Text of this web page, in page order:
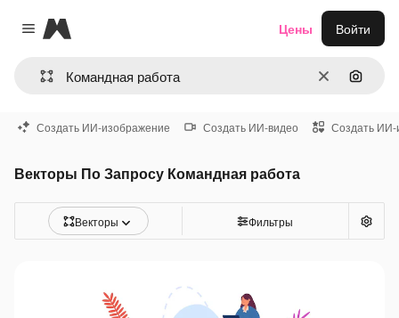
Close menu
Magnific
ОчиститьПоиск
Цены Войти
Создать ИИ-изображение Создать ИИ-видео Создать ИИ-
Векторы По Запросу Командная работа
Векторы Фильтры